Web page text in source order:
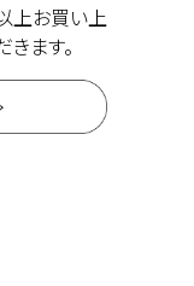
上お買い上
ます。